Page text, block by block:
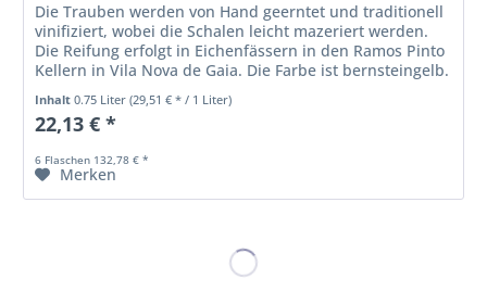
Die Trauben werden von Hand geerntet und traditionell
vinifiziert, wobei die Schalen leicht mazeriert werden.
Die Reifung erfolgt in Eichenfässern in den Ramos Pinto
Kellern in Vila Nova de Gaia. Die Farbe ist bernsteingelb.
Die Nase ist...
Inhalt0.75 Liter(29,51 € * / 1 Liter)
22,13 € *
6 Flaschen 132,78 € *
Merken